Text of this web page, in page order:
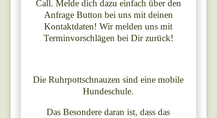
Call. Melde dich dazu einfach über den
Anfrage Button bei uns mit deinen
Kontaktdaten! Wir melden uns mit
Terminvorschlägen bei Dir zurück!
Die Ruhrpottschnauzen sind eine mobile
Hundeschule.
Das Besondere daran ist, dass das